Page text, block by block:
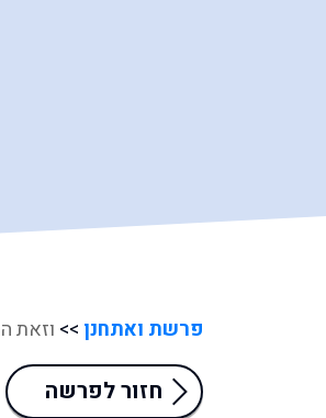
פרשת ואתחנן >> וזאת
חזור לפרשה